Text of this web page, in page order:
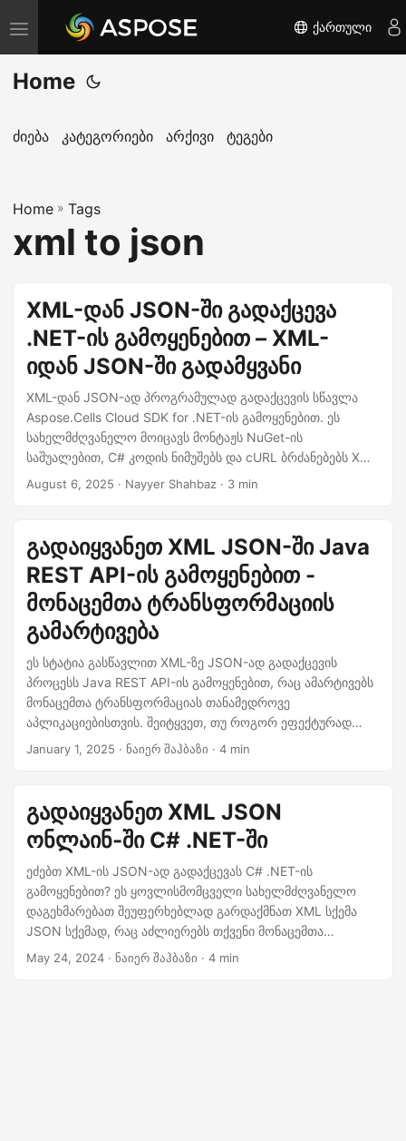
T
o
g
l
a
v
i
ქართული
Home
ძიება კატეგორიები არქივი ტეგები
Home » Tags
xml to json
XML-დან JSON-ში გადაქცევა
.NET-ის გამოყენებით – XML-
იდან JSON-ში გადამყვანი
XML-დან JSON-ად პროგრამულად გადაქცევის სწავლა
Aspose.Cells Cloud SDK for .NET-ის გამოყენებით. ეს
სახელმძღვანელო მოიცავს მონტაჟს NuGet-ის
საშუალებით, C# კოდის ნიმუშებს და cURL ბრძანებებს XML
→ JSON გადაქცევის ავტომატიზაციისთვის თანამედროვე,
August 6, 2025 · Nayyer Shahbaz · 3 min
გადაიყვანეთ XML JSON-ში Java
REST API-ის გამოყენებით -
მონაცემთა ტრანსფორმაციის
გამარტივება
ეს სტატია გასწავლით XML-ზე JSON-ად გადაქცევის
პროცესს Java REST API-ის გამოყენებით, რაც ამარტივებს
მონაცემთა ტრანსფორმაციას თანამედროვე
აპლიკაციებისთვის. შეიტყვეთ, თუ როგორ ეფექტურად
გაუმკლავდეთ სტრუქტურირებული მონაცემების
სამუშაო ნაკადები.
January 1, 2025 · ნაიერ შაჰბაზი · 4 min
გადაიყვანეთ XML JSON
ონლაინ-ში C# .NET-ში
ეძებთ XML-ის JSON-ად გადაქცევას C# .NET-ის
გამოყენებით? ეს ყოვლისმომცველი სახელმძღვანელო
დაგეხმარებათ შეუფერხებლად გარდაქმნათ XML სქემა
JSON სქემად, რაც აძლიერებს თქვენი მონაცემთა
გაცვლის პროცესებს. კონვერტაცია ხორციელდება .NET
May 24, 2024 · ნაიერ შაჰბაზი · 4 min